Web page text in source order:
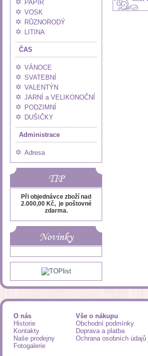
PAPÍR
VOSK
RŮZNORODÝ
LITINA
ČAS
VÁNOCE
SVATEBNÍ
VALENTÝN
JARNÍ a VELIKONOČNÍ
PODZIMNÍ
DUŠIČKY
Administrace
Adresa
TIP
Při objednávce zboží nad
2.000,00 Kč, je poštovné
zdarma.
Novinky
O nás
Historie
Kontakty
Naše prodejny
Fotogalerie
Vše o nákupu
Obchodní podmínky
Doprava a platba
Ochrana osobních údajů